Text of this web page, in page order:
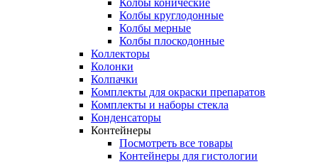
Колбы конические
Колбы круглодонные
Колбы мерные
Колбы плоскодонные
Коллекторы
Колонки
Колпачки
Комплекты для окраски препаратов
Комплекты и наборы стекла
Конденсаторы
Контейнеры
Посмотреть все товары
Контейнеры для гистологии